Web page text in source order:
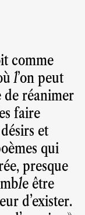
comme
l’on peut
de réanimer
faire
et
qui
presque
être
d'exister.